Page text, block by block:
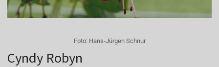
Foto: Hans-Jürgen Schnur
Cyndy Robyn